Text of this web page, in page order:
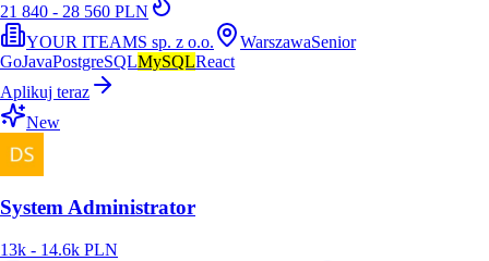
21 840 - 28 560 PLN
YOUR ITEAMS sp. z o.o.
WarszawaSenior
GoJavaPostgreSQLMySQLReact
Aplikuj teraz
New
System Administrator
13k - 14.6k PLN